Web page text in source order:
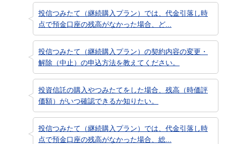
投信つみたて（継続購入プラン）では、代金引落し時
点で預金口座の残高がなかった場合、ど...
投信つみたて（継続購入プラン）の契約内容の変更・
解除（中止）の申込方法を教えてください。
投資信託の購入やつみたてをした場合、残高（時価評
価額）がいつ確認できるか知りたい。
投信つみたて（継続購入プラン）では、代金引落し時
点で預金口座の残高がなかった場合、総...